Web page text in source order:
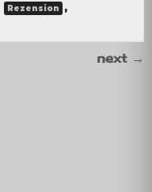
Rezension ,
next →